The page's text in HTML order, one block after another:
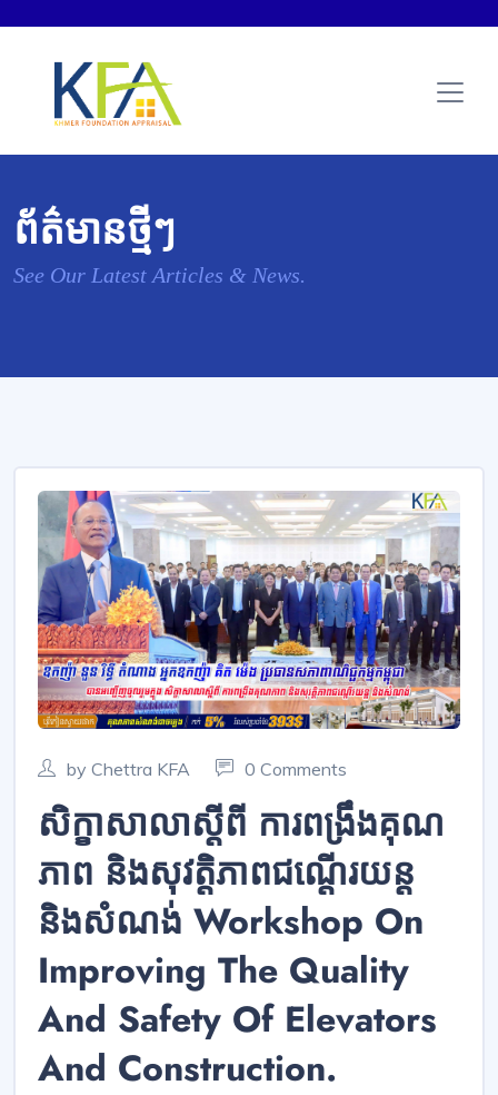
ព័ត៌មានថ្មីៗ
See Our Latest Articles & News.
by Chettra KFA 0 Comments
សិក្ខាសាលាស្តីពី ការពង្រឹងគុណ
ភាព និងសុវត្តិភាពជណ្តើរយន្ត
និងសំណង់ Workshop On
Improving The Quality
And Safety Of Elevators
And Construction.